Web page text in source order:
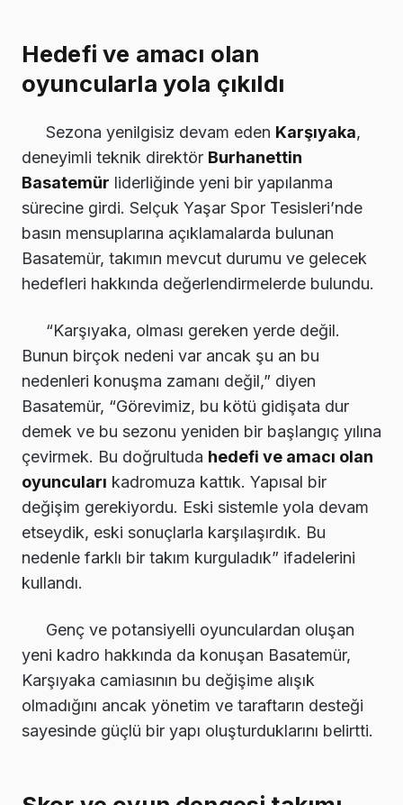
Hedefi ve amacı olan
oyuncularla yola çıkıldı
Sezona yenilgisiz devam eden Karşıyaka,
deneyimli teknik direktör Burhanettin
Basatemür liderliğinde yeni bir yapılanma
sürecine girdi. Selçuk Yaşar Spor Tesisleri’nde
basın mensuplarına açıklamalarda bulunan
Basatemür, takımın mevcut durumu ve gelecek
hedefleri hakkında değerlendirmelerde bulundu.
“Karşıyaka, olması gereken yerde değil.
Bunun birçok nedeni var ancak şu an bu
nedenleri konuşma zamanı değil,” diyen
Basatemür, “Görevimiz, bu kötü gidişata dur
demek ve bu sezonu yeniden bir başlangıç yılına
çevirmek. Bu doğrultuda hedefi ve amacı olan
oyuncuları kadromuza kattık. Yapısal bir
değişim gerekiyordu. Eski sistemle yola devam
etseydik, eski sonuçlarla karşılaşırdık. Bu
nedenle farklı bir takım kurguladık” ifadelerini
kullandı.
Genç ve potansiyelli oyunculardan oluşan
yeni kadro hakkında da konuşan Basatemür,
Karşıyaka camiasının bu değişime alışık
olmadığını ancak yönetim ve taraftarın desteği
sayesinde güçlü bir yapı oluşturduklarını belirtti.